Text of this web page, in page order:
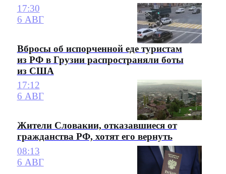
17:30
6 АВГ
Вбросы об испорченной еде туристам
из РФ в Грузии распространяли боты
из США
17:12
6 АВГ
Жители Словакии, отказавшиеся от
гражданства РФ, хотят его вернуть
08:13
6 АВГ